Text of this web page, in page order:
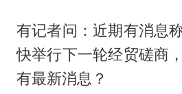
有记者问：近期有消息
快举行下一轮经贸磋商
有最新消息？